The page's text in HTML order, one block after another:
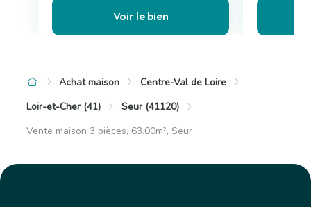
Voir le bien
Achat maison
Centre-Val de Loire
Loir-et-Cher (41)
Seur (41120)
Vente maison 3 pièces, 63.00m², Seur